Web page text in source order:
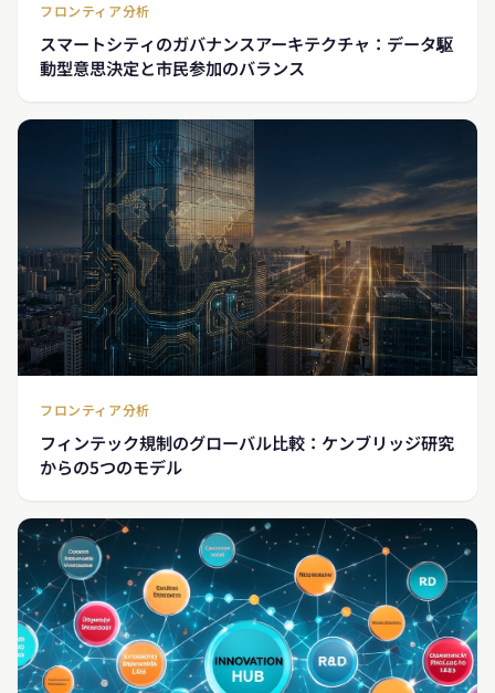
フロンティア分析
スマートシティのガバナンスアーキテクチャ：データ駆
動型意思決定と市民参加のバランス
フロンティア分析
フィンテック規制のグローバル比較：ケンブリッジ研究
からの5つのモデル